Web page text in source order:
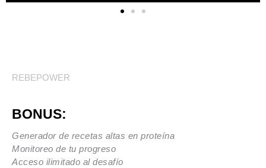
REBEPOWER
BONUS:
Generador de recetas altas en proteína
Monitoreo de tu progreso
Acceso ilimitado al desafío